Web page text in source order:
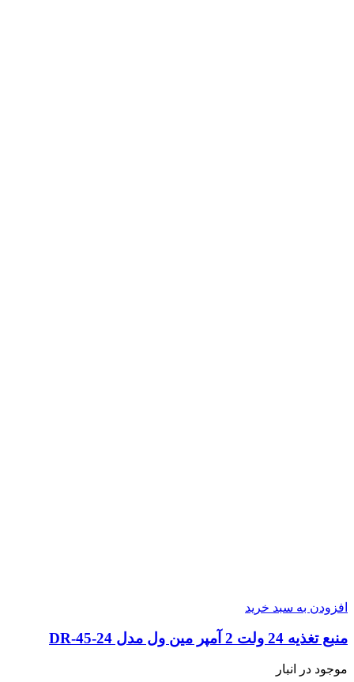
افزودن به سبد خرید
منبع تغذیه 24 ولت 2 آمپر مین ول مدل DR-45-24
موجود در انبار